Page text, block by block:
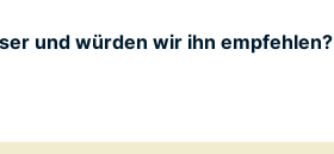
und würden wir ihn empfehlen?